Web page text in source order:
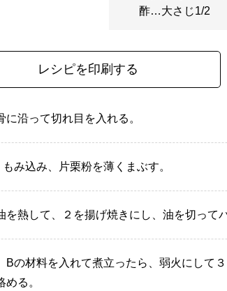
酢…大さじ1/2
レシピを印刷する
沿って切れ目を入れる。
み込み、片栗粉を薄くまぶす。
熱して、２を揚げ焼きにし、油を切って
Bの材料を入れて煮立ったら、弱火にして３
る。